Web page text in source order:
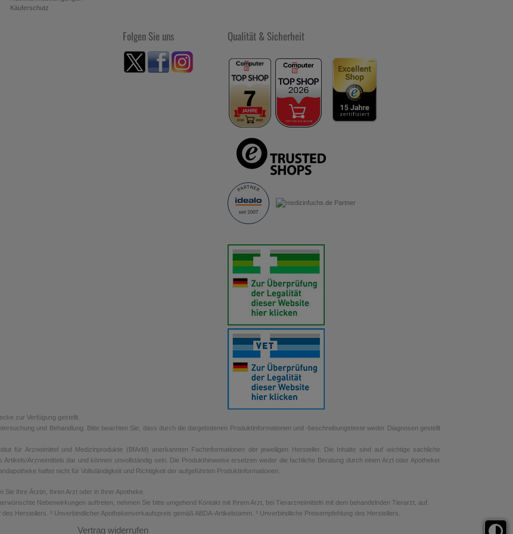
Käuferschutz
Folgen Sie uns Qualität & Sicherheit
zur Verfügung gestellt.
und Behandlung. Bitte beachten Sie, dass durch die dargebotenen Produktinformationen und -beschreibungstexte weder Diagnosen gestellt
für Arzneimittel und Medizinprodukte (BfArM) anerkannten Fachinformationen der jeweiligen Hersteller. Die Inhalte sind auf wichtige sachliche
Arzneimittels dar und können unvollständig sein. Die Produkthinweise ersetzen weder die fachliche Beratung durch einen Arzt oder Apotheker
haftet nicht für Vollständigkeit und Richtigkeit der aufgeführten Produktinformationen.
Ihre Ärztin, Ihren Arzt oder in Ihrer Apotheke.
Nebenwirkungen auftreten, nehmen Sie bitte umgehend Kontakt mit Ihrem Arzt, bei Tierarzneimitteln mit dem behandelnden Tierarzt, auf.
Herstellers. ² Unverbindlicher Apothekenverkaufspreis gemäß ABDA-Artikelstamm. ³ Unverbindliche Preisempfehlung des Herstellers.
Vertrag widerrufen